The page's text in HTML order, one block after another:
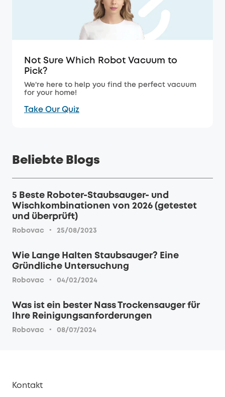
Not Sure Which Robot Vacuum to
Pick?
We're here to help you find the perfect vacuum
for your home!
Take Our Quiz
Beliebte Blogs
5 Beste Roboter-Staubsauger- und
Wischkombinationen von 2026 (getestet
und überprüft)
Robovac · 25/08/2023
Wie Lange Halten Staubsauger? Eine
Gründliche Untersuchung
Robovac · 04/02/2024
Was ist ein bester Nass Trockensauger für
Ihre Reinigungsanforderungen
Robovac · 08/07/2024
Kontakt